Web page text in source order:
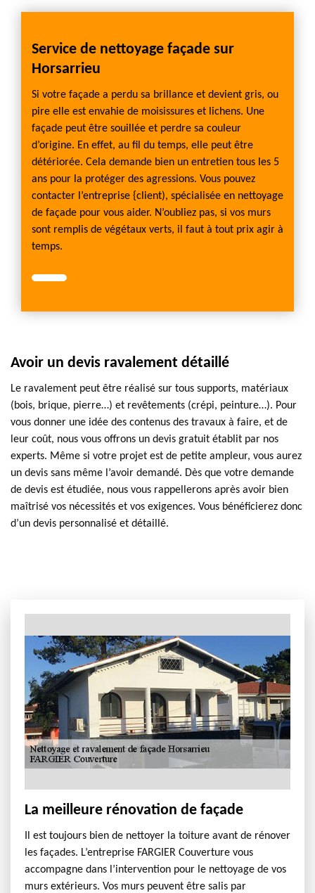
Service de nettoyage façade sur
Horsarrieu
Si votre façade a perdu sa brillance et devient gris, ou
pire elle est envahie de moisissures et lichens. Une
façade peut être souillée et perdre sa couleur
d’origine. En effet, au fil du temps, elle peut être
détériorée. Cela demande bien un entretien tous les 5
ans pour la protéger des agressions. Vous pouvez
contacter l’entreprise {client), spécialisée en nettoyage
de façade pour vous aider. N’oubliez pas, si vos murs
sont remplis de végétaux verts, il faut à tout prix agir à
temps.
Avoir un devis ravalement détaillé
Le ravalement peut être réalisé sur tous supports, matériaux
(bois, brique, pierre…) et revêtements (crépi, peinture…). Pour
vous donner une idée des contenus des travaux à faire, et de
leur coût, nous vous offrons un devis gratuit établit par nos
experts. Même si votre projet est de petite ampleur, vous aurez
un devis sans même l’avoir demandé. Dès que votre demande
de devis est étudiée, nous vous rappellerons après avoir bien
maîtrisé vos nécessités et vos exigences. Vous bénéficierez donc
d’un devis personnalisé et détaillé.
La meilleure rénovation de façade
Il est toujours bien de nettoyer la toiture avant de rénover
les façades. L’entreprise FARGIER Couverture vous
accompagne dans l’intervention pour le nettoyage de vos
murs extérieurs. Vos murs peuvent être salis par